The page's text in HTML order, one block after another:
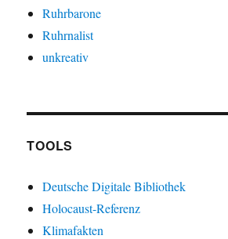
Ruhrbarone
Ruhrnalist
unkreativ
TOOLS
Deutsche Digitale Bibliothek
Holocaust-Referenz
Klimafakten